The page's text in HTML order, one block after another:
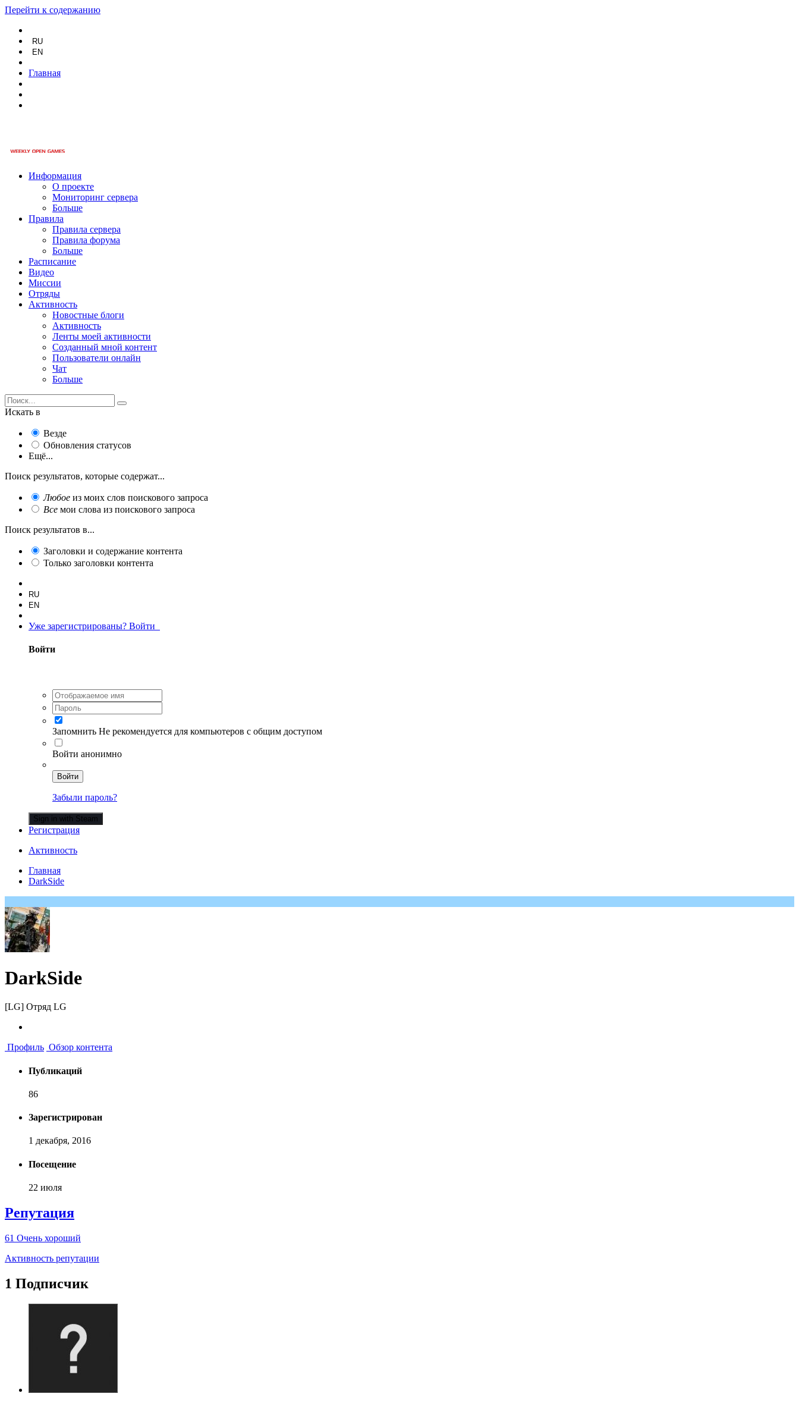
Перейти к содержанию
RU
EN
Главная
Информация
О проекте
Мониторинг сервера
Больше
Правила
Правила сервера
Правила форума
Больше
Расписание
Видео
Миссии
Отряды
Активность
Новостные блоги
Активность
Ленты моей активности
Созданный мной контент
Пользователи онлайн
Чат
Больше
Искать в
Везде
Обновления статусов
Ещё...
Поиск результатов, которые содержат...
Любое из моих слов поискового запроса
Все мои слова из поискового запроса
Поиск результатов в...
Заголовки и содержание контента
Только заголовки контента
RU
EN
Уже зарегистрированы? Войти
Войти
Запомнить Не рекомендуется для компьютеров с общим доступом
Войти анонимно
Войти
Забыли пароль?
Sign in with Steam
Регистрация
Активность
Главная
DarkSide
DarkSide
[LG] Отряд LG
Профиль Обзор контента
Публикаций
86
Зарегистрирован
1 декабря, 2016
Посещение
22 июля
Репутация
61 Очень хороший
Активность репутации
1 Подписчик